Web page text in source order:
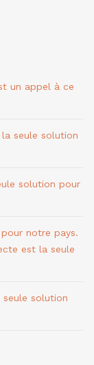
un appel à ce
seule solution
solution pour
notre pays.
est la seule
solution